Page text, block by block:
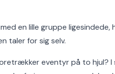
en lille gruppe
taler for sig selv.
eventyr på to hjul?